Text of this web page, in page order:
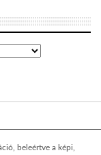
beleértve a képi,